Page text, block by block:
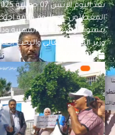
المعطلون عن اليوم وقفة
بتسوية وضعياتهم المهنية
وزير التعليم العالي والبحث
2025.07.07